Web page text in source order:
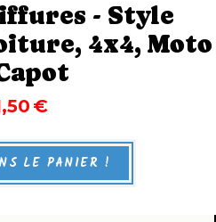
- Style
4x4, Moto
€
LE PANIER !